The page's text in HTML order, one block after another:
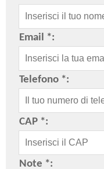
Email *:
Telefono *:
CAP *:
Note *: